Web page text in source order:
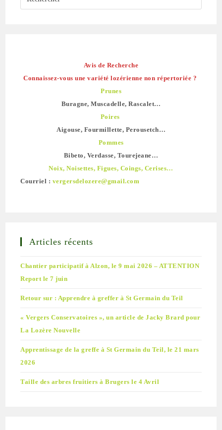
Avis de Recherche
Connaissez-vous une variété lozérienne non répertoriée ?
Prunes
Buragne, Muscadelle, Rascalet…
Poires
Aigouse, Fourmillette, Perousetch…
Pommes
Bibeto, Verdasse, Tourejeane…
Noix, Noisettes, Figues, Coings, Cerises…
Courriel : vergersdelozere@gmail.com
Articles récents
Chantier participatif à Alzon, le 9 mai 2026 – ATTENTION
Report le 7 juin
Retour sur : Apprendre à greffer à St Germain du Teil
« Vergers Conservatoires », un article de Jacky Brard pour
La Lozère Nouvelle
Apprentissage de la greffe à St Germain du Teil, le 21 mars
2026
Taille des arbres fruitiers à Brugers le 4 Avril